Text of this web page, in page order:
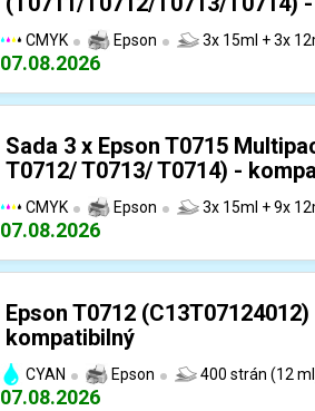
CMYK Epson 3x 15ml + 3x
07.08.2026
Sada 3 x Epson T0715
T0712/ T0713/ T0714) -
CMYK Epson 3x 15ml + 9x
07.08.2026
Epson T0712
kompatibilný
CYAN Epson 400 strán (12
07.08.2026